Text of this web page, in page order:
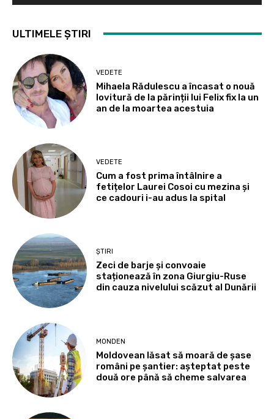
ULTIMELE ȘTIRI
VEDETE
Mihaela Rădulescu a încasat o nouă
lovitură de la părinții lui Felix fix la un
an de la moartea acestuia
VEDETE
Cum a fost prima întâlnire a
fetițelor Laurei Cosoi cu mezina și
ce cadouri i-au adus la spital
ȘTIRI
Zeci de barje și convoaie
staționează în zona Giurgiu-Ruse
din cauza nivelului scăzut al Dunării
MONDEN
Moldovean lăsat să moară de șase
români pe șantier: așteptat peste
două ore până să cheme salvarea